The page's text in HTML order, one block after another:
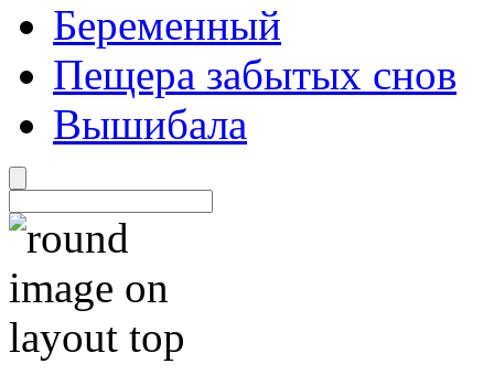
Беременный
Пещера забытых снов
Вышибала